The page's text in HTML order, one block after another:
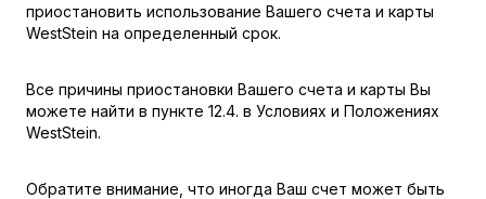
приостановить использование Вашего счета и карты
WestStein на определенный срок.
Все причины приостановки Вашего счета и карты Вы
можете найти в пункте 12.4. в Условиях и Положениях
WestStein.
Обратите внимание, что иногда Ваш счет может быть